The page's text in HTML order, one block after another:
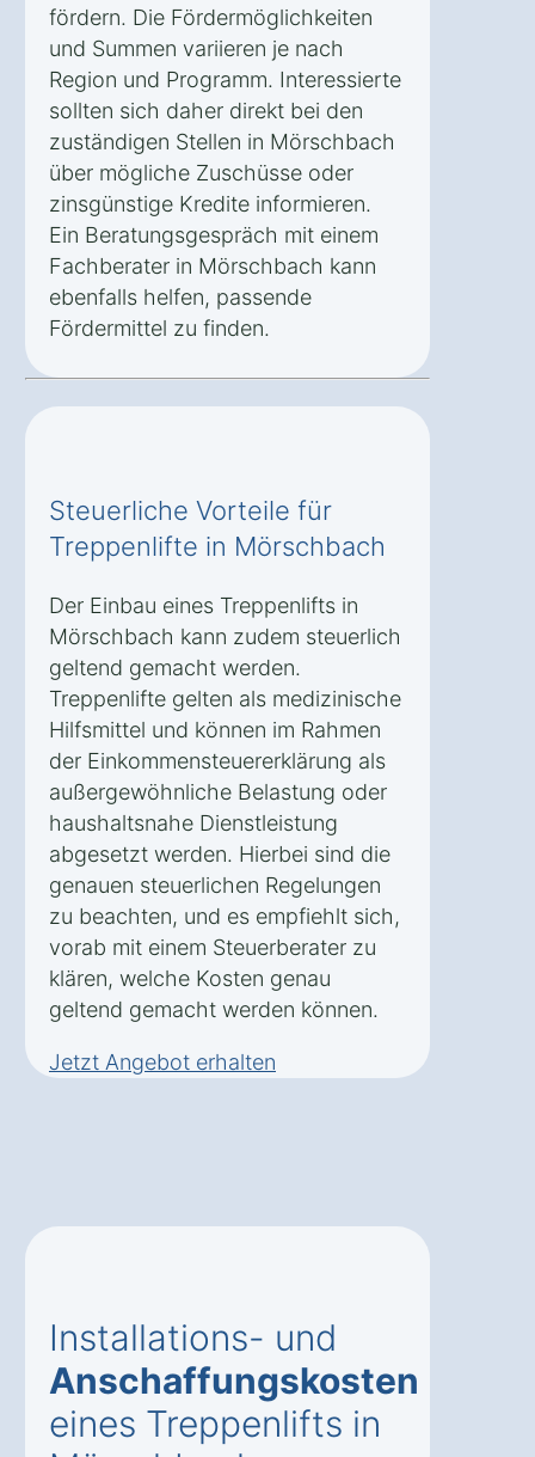
fördern. Die Fördermöglichkeiten
und Summen variieren je nach
Region und Programm. Interessierte
sollten sich daher direkt bei den
zuständigen Stellen in Mörschbach
über mögliche Zuschüsse oder
zinsgünstige Kredite informieren.
Ein Beratungsgespräch mit einem
Fachberater in Mörschbach kann
ebenfalls helfen, passende
Fördermittel zu finden.
Steuerliche Vorteile für
Treppenlifte in Mörschbach
Der Einbau eines Treppenlifts in
Mörschbach kann zudem steuerlich
geltend gemacht werden.
Treppenlifte gelten als medizinische
Hilfsmittel und können im Rahmen
der Einkommensteuererklärung als
außergewöhnliche Belastung oder
haushaltsnahe Dienstleistung
abgesetzt werden. Hierbei sind die
genauen steuerlichen Regelungen
zu beachten, und es empfiehlt sich,
vorab mit einem Steuerberater zu
klären, welche Kosten genau
geltend gemacht werden können.
Jetzt Angebot erhalten
Installations- und
Anschaffungskosten
eines Treppenlifts in